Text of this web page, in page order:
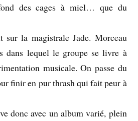
des cages à miel… que du
sur la magistrale Jade. Morceau
dans lequel le groupe se livre à
musicale. On passe du
finir en pur thrash qui fait peur à
donc avec un album varié, plein